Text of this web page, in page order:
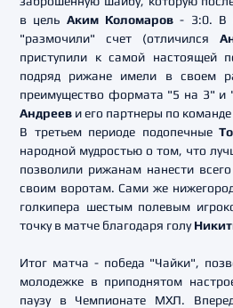
в цель Аким Коломаров - 3:0. В
"размочили" счет (отличился
приступили к самой настоящей
подряд рижане имели в своем
преимущество формата "5 на 3" и
Андреев и его партнеры по
В третьем периоде подопечные
народной мудростью о том, что
позволили рижанам нанести
своим воротам. Сами же
голкипера шестым полевым
точку в матче благодаря голу
Итог матча - победа "Чайки",
молодежке в приподнятом
паузу в Чемпионате МХЛ.